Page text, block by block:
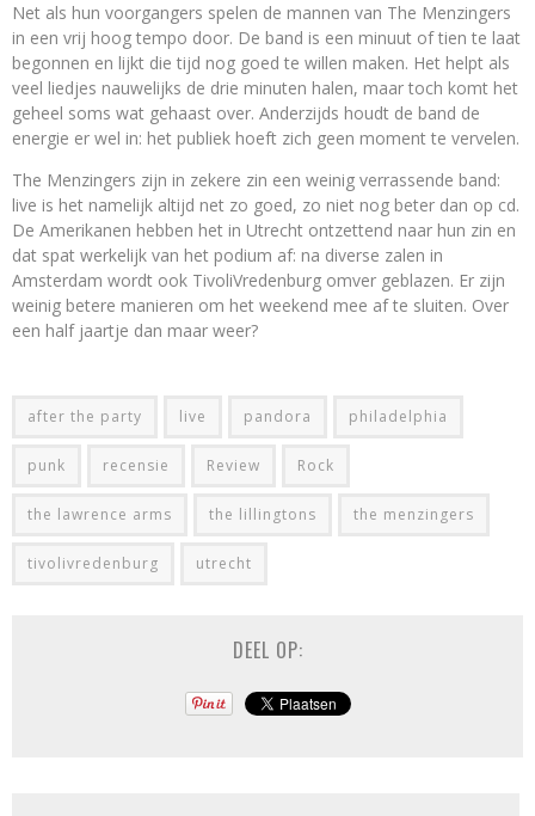
Net als hun voorgangers spelen de mannen van The Menzingers
in een vrij hoog tempo door. De band is een minuut of tien te laat
begonnen en lijkt die tijd nog goed te willen maken. Het helpt als
veel liedjes nauwelijks de drie minuten halen, maar toch komt het
geheel soms wat gehaast over. Anderzijds houdt de band de
energie er wel in: het publiek hoeft zich geen moment te vervelen.
The Menzingers zijn in zekere zin een weinig verrassende band:
live is het namelijk altijd net zo goed, zo niet nog beter dan op cd.
De Amerikanen hebben het in Utrecht ontzettend naar hun zin en
dat spat werkelijk van het podium af: na diverse zalen in
Amsterdam wordt ook TivoliVredenburg omver geblazen. Er zijn
weinig betere manieren om het weekend mee af te sluiten. Over
een half jaartje dan maar weer?
after the party live pandora philadelphia
punk recensie Review Rock
the lawrence arms the lillingtons the menzingers
tivolivredenburg utrecht
DEEL OP: